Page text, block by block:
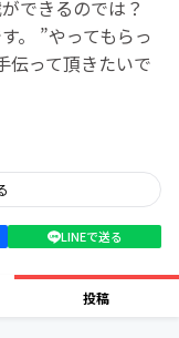
できるのでは？
。 ”やってもらっ
伝って頂きたいで
LINEで送る
投稿